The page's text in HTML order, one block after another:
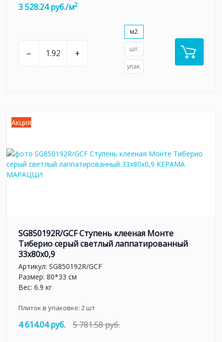
3 528.24 руб./м2
– +
м2
шт.
упак.
Акция
SG850192R/GCF Ступень клееная Монте
Тиберио серый светлый лаппатированный
33x80x0,9
Артикул: SG850192R/GCF
Размер: 80*33 см
Вес: 6.9 кг
Плиток в упаковке: 2шт
4 614.04 руб. 5 781.58 руб.